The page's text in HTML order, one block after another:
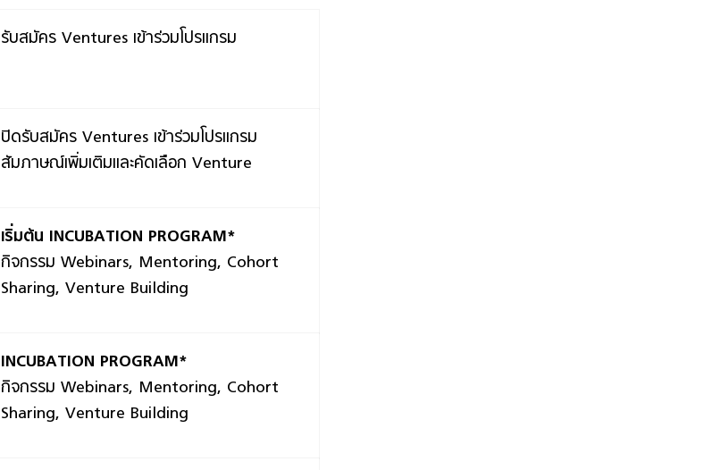
รับสมัคร Ventures เข้าร่วมโปรแกรม
ปิดรับสมัคร Ventures เข้าร่วมโปรแกรม
สัมภาษณ์เพิ่มเติมและคัดเลือก Venture
เริ่มต้น INCUBATION PROGRAM*
กิจกรรม Webinars, Mentoring, Cohort
Sharing, Venture Building
INCUBATION PROGRAM*
กิจกรรม Webinars, Mentoring, Cohort
Sharing, Venture Building